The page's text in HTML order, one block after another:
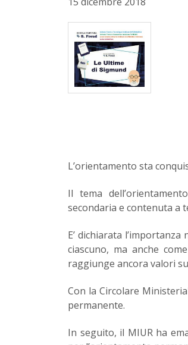
L’orientamento sta
Il tema
secondaria e contenuta a
E’ dichiarata
ciascuno, ma anche
raggiunge ancora valori
Con la Circolare
permanente.
In seguito, il MIUR ha